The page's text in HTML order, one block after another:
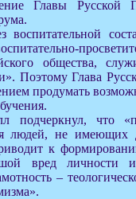
Главы Русской
общества,
Поэтому Глава
продумать
подчеркнул, что
людей, не
к
вред личности
–